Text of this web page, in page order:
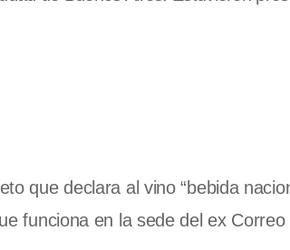
que declara al vino “bebida
funciona en la sede del ex Correo